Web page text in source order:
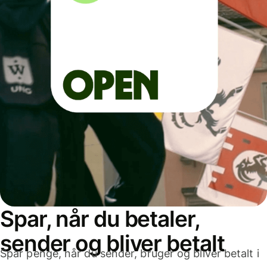
Spar, når du betaler,
sender og bliver betalt
Spar penge, når du sender, bruger og bliver betalt i